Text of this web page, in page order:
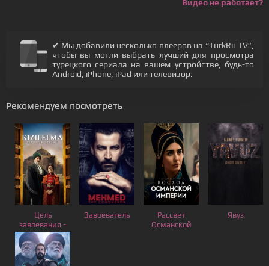
Видео не работает?
✔ Мы добавили несколько плееров на “TurkRu TV”,
чтобы вы могли выбрать лучший для просмотра
турецкого сериала на вашем устройстве, будь-то
Android, iPhone, iPad или телевизор.
Рекомендуем посмотреть
Цель
завоевания -
Красное
яблоко
Завоеватель
Рассвет
Османской
Явуз